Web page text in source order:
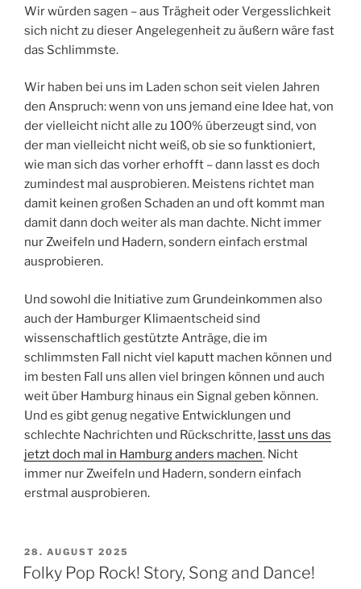
Wir würden sagen – aus Trägheit oder Vergesslichkeit
sich nicht zu dieser Angelegenheit zu äußern wäre fast
das Schlimmste.
Wir haben bei uns im Laden schon seit vielen Jahren
den Anspruch: wenn von uns jemand eine Idee hat, von
der vielleicht nicht alle zu 100% überzeugt sind, von
der man vielleicht nicht weiß, ob sie so funktioniert,
wie man sich das vorher erhofft – dann lasst es doch
zumindest mal ausprobieren. Meistens richtet man
damit keinen großen Schaden an und oft kommt man
damit dann doch weiter als man dachte. Nicht immer
nur Zweifeln und Hadern, sondern einfach erstmal
ausprobieren.
Und sowohl die Initiative zum Grundeinkommen also
auch der Hamburger Klimaentscheid sind
wissenschaftlich gestützte Anträge, die im
schlimmsten Fall nicht viel kaputt machen können und
im besten Fall uns allen viel bringen können und auch
weit über Hamburg hinaus ein Signal geben können.
Und es gibt genug negative Entwicklungen und
schlechte Nachrichten und Rückschritte, lasst uns das
jetzt doch mal in Hamburg anders machen. Nicht
immer nur Zweifeln und Hadern, sondern einfach
erstmal ausprobieren.
VERÖFFENTLICHT
AM
28. AUGUST 2025
Folky Pop Rock! Story, Song and Dance!